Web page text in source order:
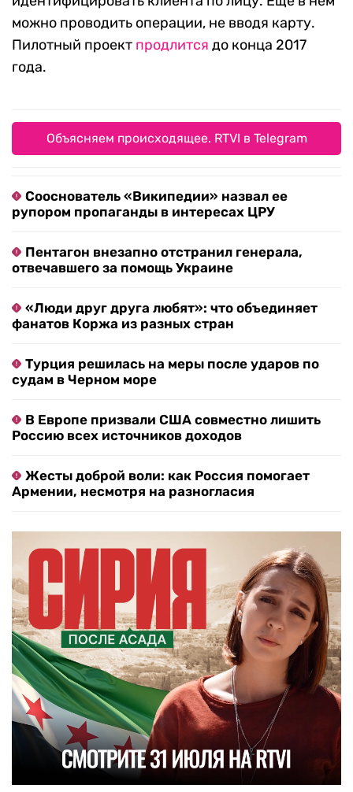
можно проводить операции, не вводя карту.
Пилотный проект продлится до конца 2017
года.
Объясняем происходящее. RTVI в Telegram
Сооснователь «Википедии» назвал ее
рупором пропаганды в интересах ЦРУ
Пентагон внезапно отстранил генерала,
отвечавшего за помощь Украине
«Люди друг друга любят»: что объединяет
фанатов Коржа из разных стран
Турция решилась на меры после ударов по
судам в Черном море
В Европе призвали США совместно лишить
Россию всех источников доходов
Жесты доброй воли: как Россия помогает
Армении, несмотря на разногласия